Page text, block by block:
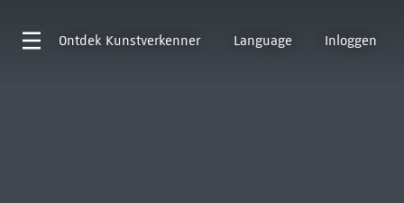
Ontdek Kunstverkenner Language Inloggen